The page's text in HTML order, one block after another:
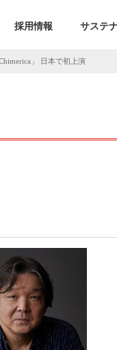
採用情報 サステ
」 日本で初上演